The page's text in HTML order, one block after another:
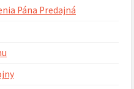
Pána Predajná